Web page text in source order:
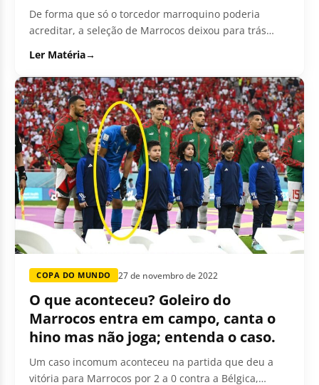
De forma que só o torcedor marroquino poderia
acreditar, a seleção de Marrocos deixou para trás
Ler Matéria→
COPA DO MUNDO 27 de novembro de 2022
O que aconteceu? Goleiro do
Marrocos entra em campo, canta o
hino mas não joga; entenda o caso.
Um caso incomum aconteceu na partida que deu a
vitória para Marrocos por 2 a 0 contra a Bélgica,